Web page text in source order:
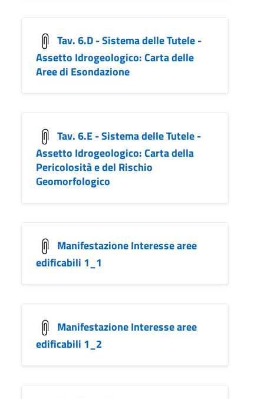
Tav. 6.D - Sistema delle Tutele -
Assetto Idrogeologico: Carta delle
Aree di Esondazione
Tav. 6.E - Sistema delle Tutele -
Assetto Idrogeologico: Carta della
Pericolosità e del Rischio
Geomorfologico
Manifestazione Interesse aree
edificabili 1_1
Manifestazione Interesse aree
edificabili 1_2